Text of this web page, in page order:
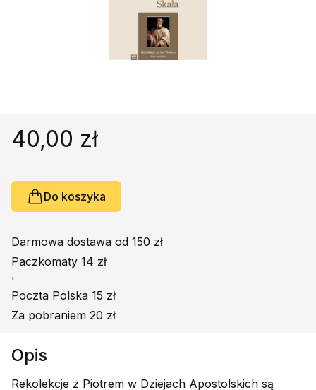
Inne
Podręczniki szkolne
Promocja
40,00 zł
Do koszyka
Darmowa dostawa od 150 zł
Paczkomaty 14 zł
'
Poczta Polska 15 zł
Za pobraniem 20 zł
Opis
Rekolekcje z Piotrem w Dziejach Apostolskich są